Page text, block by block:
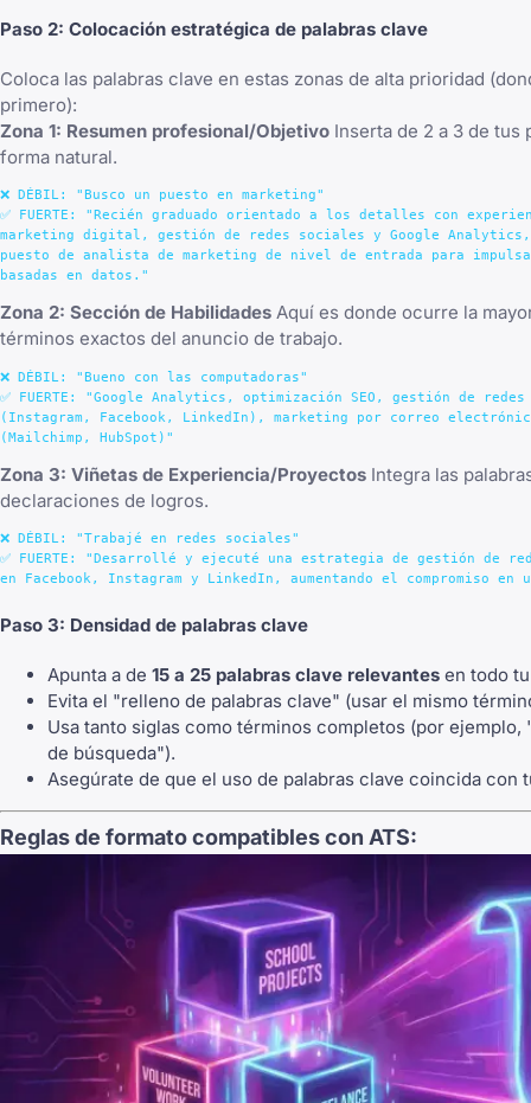
Paso 2: Colocación estratégica de palabras clave
Coloca las palabras clave en estas zonas de alta prioridad
primero):
Zona 1: Resumen profesional/Objetivo Inserta de 2 a 3 de tus
forma natural.
❌ DÉBIL: "Busco un puesto en marketing"
✅ FUERTE: "Recién graduado orientado a los detalles con
marketing digital, gestión de redes sociales y Google
puesto de analista de marketing de nivel de entrada para
Zona 2: Sección de Habilidades Aquí es donde ocurre la
términos exactos del anuncio de trabajo.
❌ DÉBIL: "Bueno con las computadoras"
✅ FUERTE: "Google Analytics, optimización SEO, gestión de
(Instagram, Facebook, LinkedIn), marketing por correo
Zona 3: Viñetas de Experiencia/Proyectos Integra las
declaraciones de logros.
❌ DÉBIL: "Trabajé en redes sociales"
✅ FUERTE: "Desarrollé y ejecuté una estrategia de gestión de
Paso 3: Densidad de palabras clave
Apunta a de 15 a 25 palabras clave relevantes en todo
Evita el "relleno de palabras clave" (usar el mismo
Usa tanto siglas como términos completos (por
de búsqueda").
Asegúrate de que el uso de palabras clave coincida con
Reglas de formato compatibles con ATS: